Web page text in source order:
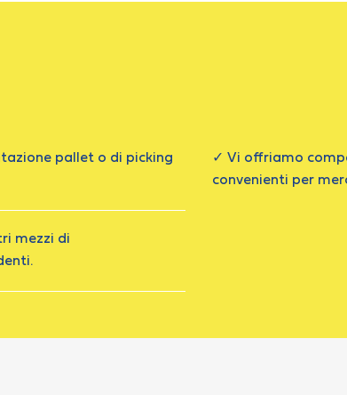
pallet o di picking
mezzi di
✓ Vi offriamo
convenienti per